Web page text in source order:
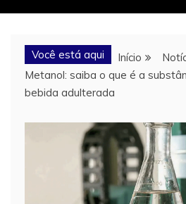
Você está aqui Início
Metanol: saiba o que é a
bebida adulterada